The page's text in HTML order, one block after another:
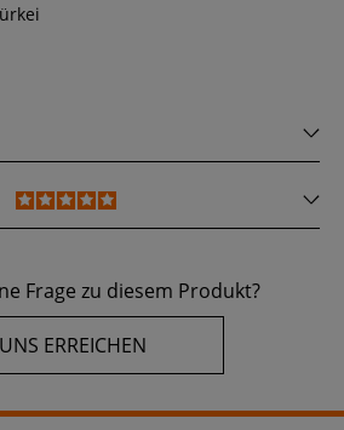
Frage zu diesem Produkt?
UNS ERREICHEN